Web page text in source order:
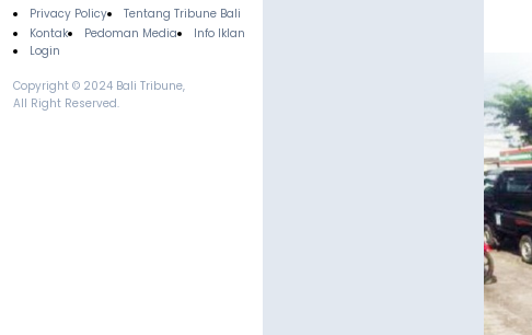
Footer
Privacy Policy
Tentang Tribune Bali
Kontak
Pedoman Media
Info Iklan
Login
Copyright © 2024 Bali Tribune,
All Right Reserved.